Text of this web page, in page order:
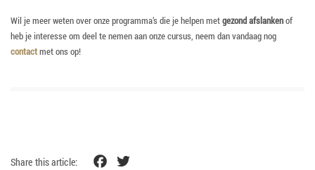
Wil je meer weten over onze programma’s die je helpen metgezond afslankenof
heb je interesse om deel te nemen aan onze cursus, neem dan vandaag nog
contactmet ons op!
Share this article: Facebook